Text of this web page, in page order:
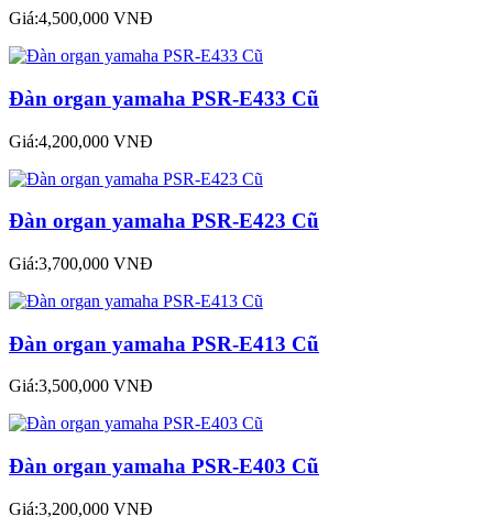
Giá:4,500,000 VNĐ
Đàn organ yamaha PSR-E433 Cũ
Giá:4,200,000 VNĐ
Đàn organ yamaha PSR-E423 Cũ
Giá:3,700,000 VNĐ
Đàn organ yamaha PSR-E413 Cũ
Giá:3,500,000 VNĐ
Đàn organ yamaha PSR-E403 Cũ
Giá:3,200,000 VNĐ